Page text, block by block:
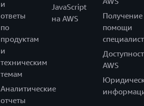
и
ответы
по
продуктам
и
техническим
темам
Аналитические
отчеты
JavaScript
на AWS
Получение
помощи
AWS